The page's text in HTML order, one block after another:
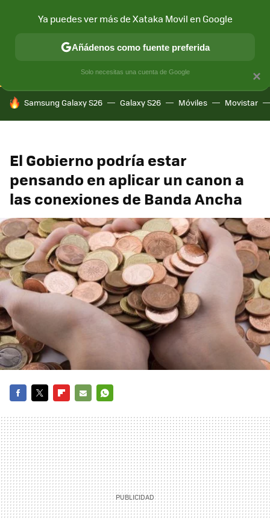
CONECTIVIDAD MÓVIL Y SOCIEDAD APLICACIONES
HOY SE HABLA DE
Samsung Galaxy S26 Galaxy S26 Móviles Movistar
El Gobierno podría estar
pensando en aplicar un canon a
las conexiones de Banda Ancha
MAIL
×
Ya puedes ver más de Xataka Movil en Google
Añádenos como fuente preferida
Solo necesitas una cuenta de Google